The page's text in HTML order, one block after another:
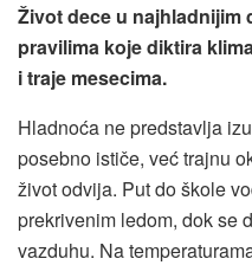
Život dece u najhladnijim
pravilima koje diktira
i traje mesecima.
Hladnoća ne predstavlja
posebno ističe, već trajnu
život odvija. Put do škole
prekrivenim ledom, dok se
vazduhu. Na